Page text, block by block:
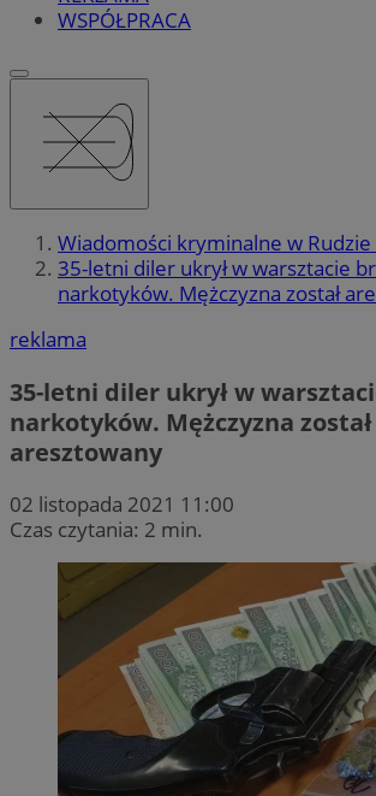
WSPÓŁPRACA
Wiadomości kryminalne w Rudzie
35-letni diler ukrył w warsztacie
narkotyków. Mężczyzna został
reklama
35-letni diler ukrył w
narkotyków. Mężczyzna został
aresztowany
02 listopada 2021 11:00
Czas czytania: 2 min.